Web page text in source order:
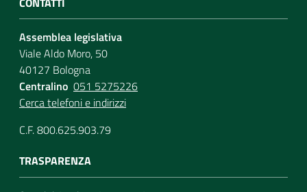
Assemblea legislativa
Viale Aldo Moro, 50
40127 Bologna
Centralino 051 5275226
Cerca telefoni e indirizzi
C.F. 800.625.903.79
TRASPARENZA